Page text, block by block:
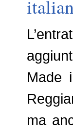
Made
ma